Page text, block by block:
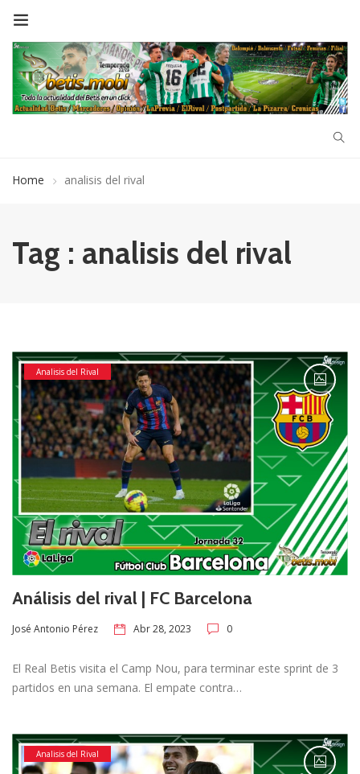
Home analisis del rival
Tag : analisis del rival
Analisis del Rival
Análisis del rival | FC Barcelona
José Antonio Pérez Abr 28, 2023 0
El Real Betis visita el Camp Nou, para terminar este sprint de 3
partidos en una semana. El empate contra…
Analisis del Rival